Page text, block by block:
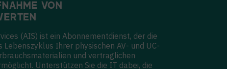
VON
(AIS) ist ein Abonnementdienst, der die
Lebenszyklus Ihrer physischen AV- und UC-
und vertraglichen
Unterstützen Sie die IT dabei, die